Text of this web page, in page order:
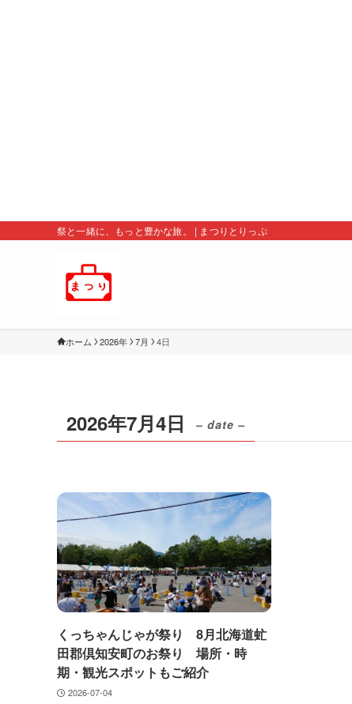
祭と一緒に、もっと豊かな旅。 | まつりとりっぷ
ホーム 2026年 7月 4日
2026年7月4日 – date –
くっちゃんじゃが祭り 8月北海道虻
田郡倶知安町のお祭り 場所・時
期・観光スポットもご紹介
2026-07-04